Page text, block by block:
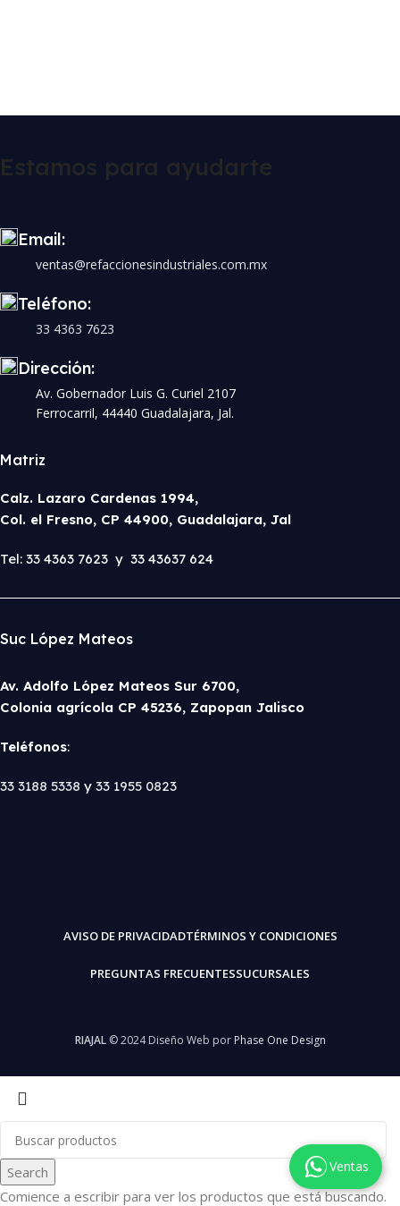
Estamos para ayudarte
Email:
ventas@refaccionesindustriales.com.mx
Teléfono:
33 4363 7623
Dirección:
Av. Gobernador Luis G. Curiel 2107
Ferrocarril, 44440 Guadalajara, Jal.
Matriz
Calz. Lazaro Cardenas 1994,
Col. el Fresno, CP 44900, Guadalajara, Jal
Tel: 33 4363 7623 y 33 43637 624
Suc López Mateos
Av. Adolfo López Mateos Sur 6700,
Colonia agrícola CP 45236, Zapopan Jalisco
Teléfonos:
33 3188 5338 y 33 1955 0823
AVISO DE PRIVACIDADTÉRMINOS Y CONDICIONES
PREGUNTAS FRECUENTESSUCURSALES
RIAJAL© 2024 Diseño Web por Phase One Design
Search
Comience a escribir para ver los productos que está buscando.
Ventas